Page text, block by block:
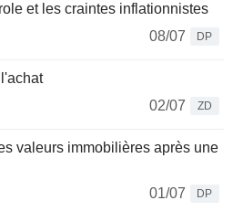
et les craintes inflationnistes
08/07
DP
02/07
ZD
valeurs immobilières après une
01/07
DP